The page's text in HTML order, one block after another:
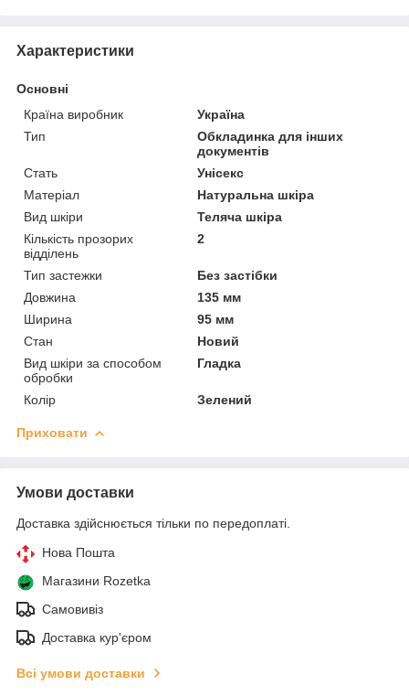
Характеристики
Основні
Країна виробник
Україна
Тип
Обкладинка для інших
документів
Стать
Унісекс
Матеріал
Натуральна шкіра
Вид шкіри
Теляча шкіра
Кількість прозорих
відділень
2
Тип застежки
Без застібки
Довжина
135 мм
Ширина
95 мм
Стан
Новий
Вид шкіри за способом
обробки
Гладка
Колір Зелений
Приховати
Умови доставки
Доставка здійснюється тільки по передоплаті.
Нова Пошта
Магазини Rozetka
Самовивіз
Доставка кур'єром
Всі умови доставки